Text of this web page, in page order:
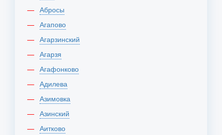
Абросы
Агапово
Агарзинский
Агарзя
Агафонково
Адилева
Азимовка
Азинский
Аитково